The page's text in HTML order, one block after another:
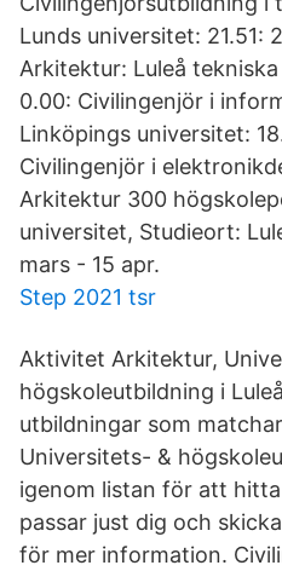
Lunds universitet: 21.51:
Arkitektur: Luleå tekniska
0.00: Civilingenjör i
Linköpings universitet:
Civilingenjör i
Arkitektur 300
universitet, Studieort:
mars - 15 apr.
Step 2021 tsr
Aktivitet Arkitektur,
högskoleutbildning i
utbildningar som
Universitets- &
igenom listan för att
passar just dig och
för mer information.